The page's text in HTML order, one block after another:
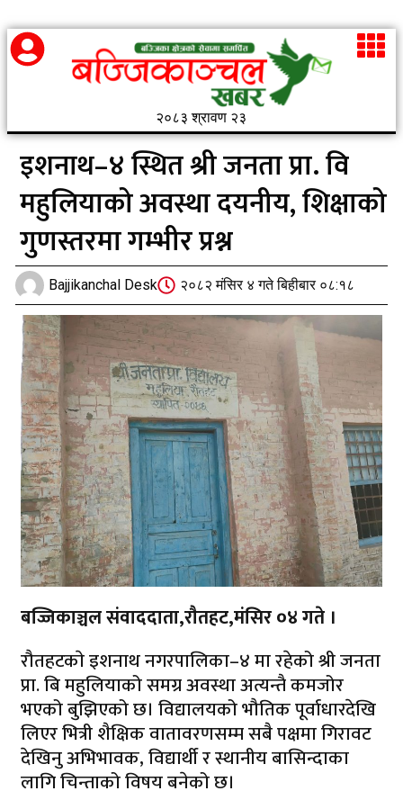
२०८३ श्रावण २३
इशनाथ–४ स्थित श्री जनता प्रा. वि
महुलियाको अवस्था दयनीय, शिक्षाको
गुणस्तरमा गम्भीर प्रश्न
Bajjikanchal Desk २०८२ मंसिर ४ गते बिहीबार ०८:१८
बज्जिकाञ्चल संवाददाता,राैतहट,मंसिर ०४ गते ।
रौतहटकाे इशनाथ नगरपालिका–४ मा रहेको श्री जनता
प्रा. बि महुलियाको समग्र अवस्था अत्यन्तै कमजोर
भएको बुझिएको छ। विद्यालयको भौतिक पूर्वाधारदेखि
लिएर भित्री शैक्षिक वातावरणसम्म सबै पक्षमा गिरावट
देखिनु अभिभावक, विद्यार्थी र स्थानीय बासिन्दाका
लागि चिन्ताको विषय बनेको छ।